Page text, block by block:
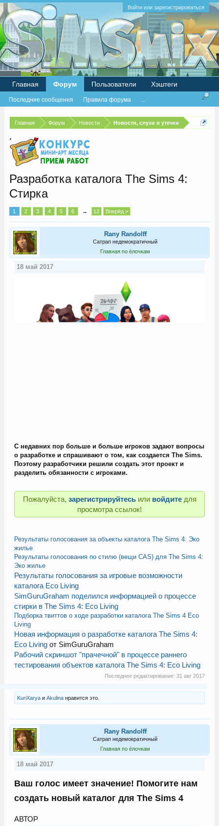
Войти или зарегистрироваться
Главная Форум Новости Новости, слухи и утечки
Разработка каталога The Sims 4:
Стирка
1 2 3 4 5 6 → 12 Вперёд >
Rany Randolff
Сатрап недемократичный
Главная по ёлочкам
18 май 2017
С недавних пор больше и больше игроков задают вопросы
о разработке и спрашивают о том, как создается The Sims.
Поэтому разработчики решили создать этот проект и
разделить обязанности с игроками.
Пожалуйста, зарегистрируйтесьили войдите для
просмотра ссылок!
Результаты голосования за объекты каталога The Sims 4: Эко
жилье
Результаты голосования по стилю (вещи CAS) для The Sims 4:
Эко жилье
Результаты голосования за игровые возможности
каталога Eco Living
SimGuruGraham поделился информацией о процессе
стирки в The Sims 4: Eco Living
Подборка твиттов о ходе разработки каталога The Sims 4 Eco
Living
Новая информация о разработке каталога The Sims 4:
Eco Livingот SimGuruGraham
Рабочий скриншот "прачечной" в процессе раннего
тестирования объектов каталога The Sims 4: Eco Living
Последнее редактирование:31 авг 2017
KuriXaryaи Akulinaнравится это.
Rany Randolff
Сатрап недемократичный
Главная по ёлочкам
18 май 2017
Ваш голос имеет значение! Помогите нам
создать новый каталог для The Sims 4
АВТОР
Главная Форум
Последние сообщения Правила форума ...
Пользователи Хэштеги